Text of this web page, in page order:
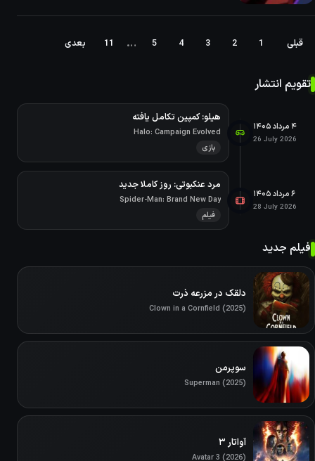
قبلی 1
2
3
4
5
…
11 بعدی
تقویم انتشار
۴ مرداد ۱۴۰۵
26 July 2026
هیلو: کمپین تکامل یافته
Halo: Campaign Evolved
بازی
۶ مرداد ۱۴۰۵
28 July 2026
مرد عنکبوتی: روز کاملا جدید
Spider-Man: Brand New Day
فیلم
فیلم جدید
دلقک در مزرعه ذرت
Clown in a Cornfield (2025)
سوپرمن
Superman (2025)
آواتار ۳
Avatar 3 (2026)